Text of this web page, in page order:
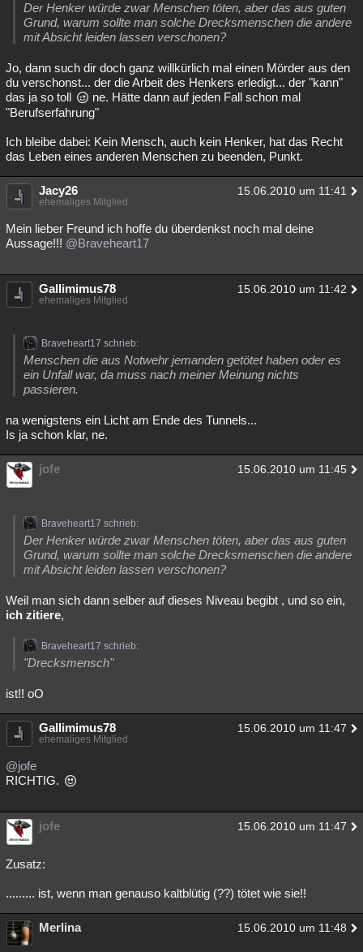
Der Henker würde zwar Menschen töten, aber das aus guten
Grund, warum sollte man solche Drecksmenschen die andere
mit Absicht leiden lassen verschonen?
Jo, dann such dir doch ganz willkürlich mal einen Mörder aus den
du verschonst... der die Arbeit des Henkers erledigt... der "kann"
das ja so toll
ne. Hätte dann auf jeden Fall schon mal
"Berufserfahrung"
Ich bleibe dabei: Kein Mensch, auch kein Henker, hat das Recht
das Leben eines anderen Menschen zu beenden, Punkt.
Jacy26 15.06.2010 um 11:41
ehemaliges Mitglied
Mein lieber Freund ich hoffe du überdenkst noch mal deine
Aussage!!! @Braveheart17
Gallimimus78 15.06.2010 um 11:42
ehemaliges Mitglied
Braveheart17 schrieb:
Menschen die aus Notwehr jemanden getötet haben oder es
ein Unfall war, da muss nach meiner Meinung nichts
passieren.
na wenigstens ein Licht am Ende des Tunnels...
Is ja schon klar, ne.
jofe 15.06.2010 um 11:45
Braveheart17 schrieb:
Der Henker würde zwar Menschen töten, aber das aus guten
Grund, warum sollte man solche Drecksmenschen die andere
mit Absicht leiden lassen verschonen?
Weil man sich dann selber auf dieses Niveau begibt , und so ein,
ich zitiere,
Braveheart17 schrieb:
"Drecksmensch"
ist!! oO
Gallimimus78 15.06.2010 um 11:47
ehemaliges Mitglied
@jofe
RICHTIG.
jofe 15.06.2010 um 11:47
Zusatz:
......... ist, wenn man genauso kaltblütig (??) tötet wie sie!!
Merlina 15.06.2010 um 11:48